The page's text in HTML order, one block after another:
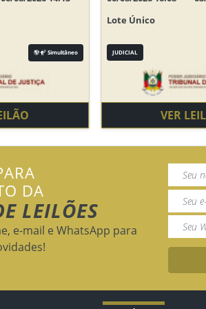
Simultâneo
Lote Único
JUDICIAL
VER
DA
LEILÕES
e-mail e WhatsApp para